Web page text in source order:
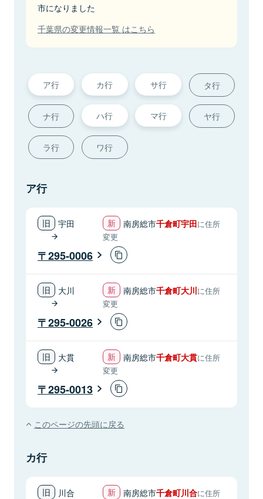
市になりました
千葉県の変更情報一覧 はこちら
ア行 カ行 サ行 タ行
ナ行 ハ行 マ行 ヤ行
ラ行 ワ行
ア行
宇田 南房総市千倉町宇田に住所
変更
295-0006
大川 南房総市千倉町大川に住所
変更
295-0026
大貫 南房総市千倉町大貫に住所
変更
295-0013
このページの先頭に戻る
カ行
川合 南房総市千倉町川合に住所